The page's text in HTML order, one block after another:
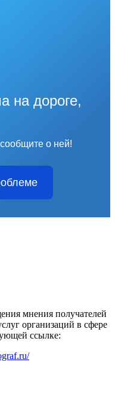
на дороге,
о ней!
мнения получателей
организаций в сфере
ссылке: